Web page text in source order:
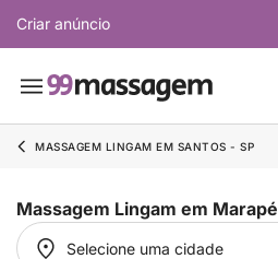
Criar anúncio
MASSAGEM LINGAM EM SANTOS - SP
Massagem Lingam em Marapé
Selecione uma cidade
Selecione uma cidade